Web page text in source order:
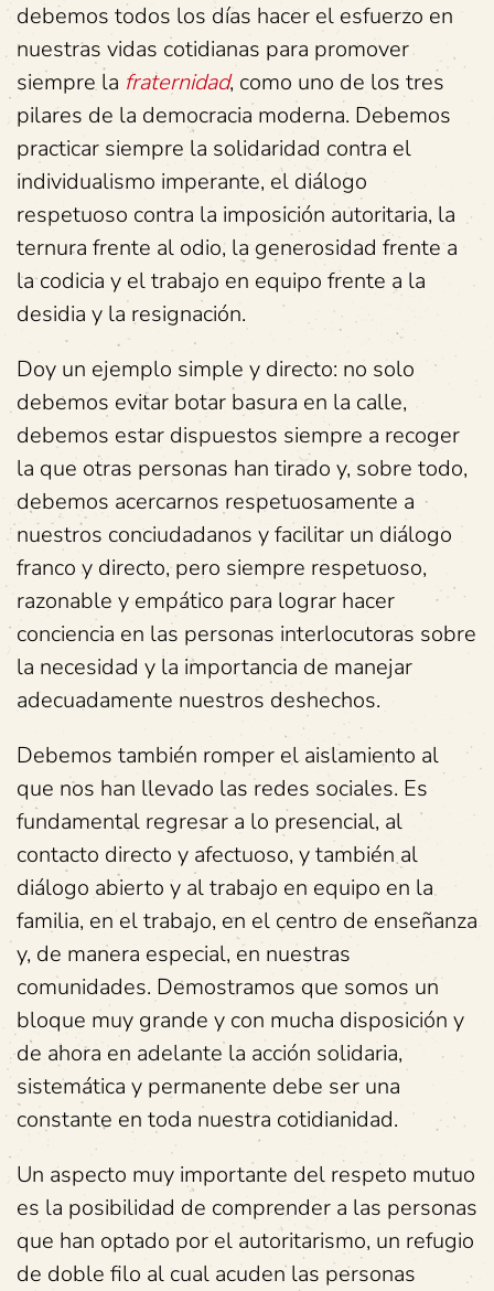
debemos todos los días hacer el esfuerzo en
nuestras vidas cotidianas para promover
siempre la fraternidad, como uno de los tres
pilares de la democracia moderna. Debemos
practicar siempre la solidaridad contra el
individualismo imperante, el diálogo
respetuoso contra la imposición autoritaria, la
ternura frente al odio, la generosidad frente a
la codicia y el trabajo en equipo frente a la
desidia y la resignación.
Doy un ejemplo simple y directo: no solo
debemos evitar botar basura en la calle,
debemos estar dispuestos siempre a recoger
la que otras personas han tirado y, sobre todo,
debemos acercarnos respetuosamente a
nuestros conciudadanos y facilitar un diálogo
franco y directo, pero siempre respetuoso,
razonable y empático para lograr hacer
conciencia en las personas interlocutoras sobre
la necesidad y la importancia de manejar
adecuadamente nuestros deshechos.
Debemos también romper el aislamiento al
que nos han llevado las redes sociales. Es
fundamental regresar a lo presencial, al
contacto directo y afectuoso, y también al
diálogo abierto y al trabajo en equipo en la
familia, en el trabajo, en el centro de enseñanza
y, de manera especial, en nuestras
comunidades. Demostramos que somos un
bloque muy grande y con mucha disposición y
de ahora en adelante la acción solidaria,
sistemática y permanente debe ser una
constante en toda nuestra cotidianidad.
Un aspecto muy importante del respeto mutuo
es la posibilidad de comprender a las personas
que han optado por el autoritarismo, un refugio
de doble filo al cual acuden las personas